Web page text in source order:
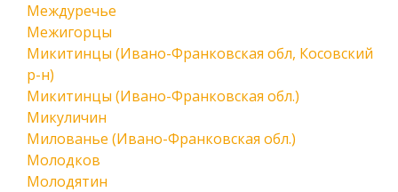
Междуречье
Межигорцы
Микитинцы (Ивано-Франковская обл, Косовский
р-н)
Микитинцы (Ивано-Франковская обл.)
Микуличин
Милованье (Ивано-Франковская обл.)
Молодков
Молодятин